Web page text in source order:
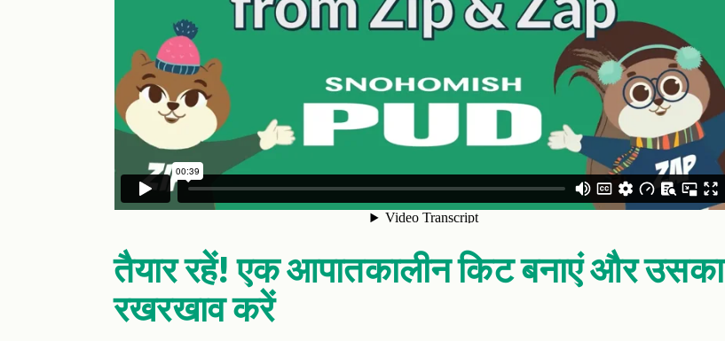
तैयार रहें! एक आपातकालीन किट बनाएं और उसका
रखरखाव करें